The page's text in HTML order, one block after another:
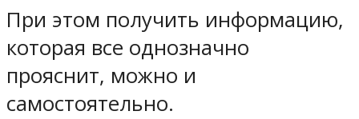
При этом получить информацию,
которая все однозначно
прояснит, можно и
самостоятельно.